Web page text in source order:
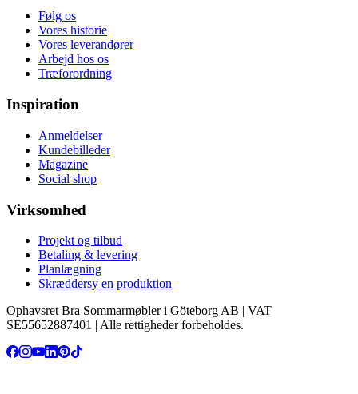
Følg os
Vores historie
Vores leverandører
Arbejd hos os
Træforordning
Inspiration
Anmeldelser
Kundebilleder
Magazine
Social shop
Virksomhed
Projekt og tilbud
Betaling & levering
Planlægning
Skræddersy en produktion
Ophavsret Bra Sommarmøbler i Göteborg AB | VAT
SE55652887401 | Alle rettigheder forbeholdes.